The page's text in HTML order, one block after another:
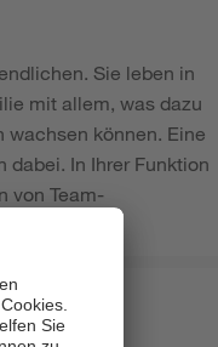
Sie leben in
mit allem, was dazu
wachsen können. Eine
dabei. In Ihrer Funktion
von Team-